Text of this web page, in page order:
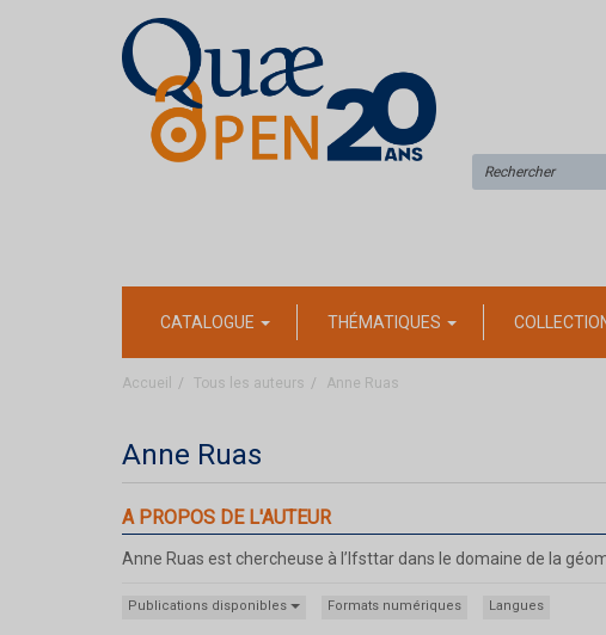
CATALOGUE THÉMATIQUES
Accueil Tous les auteurs Anne Ruas
Anne Ruas
A PROPOS DE L'AUTEUR
Anne Ruas est chercheuse à l’Ifsttar dans le domaine de la
Publications disponibles Formats numériques Langues